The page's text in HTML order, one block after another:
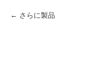
さらに製品